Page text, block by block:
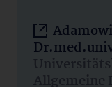
Allgemeine